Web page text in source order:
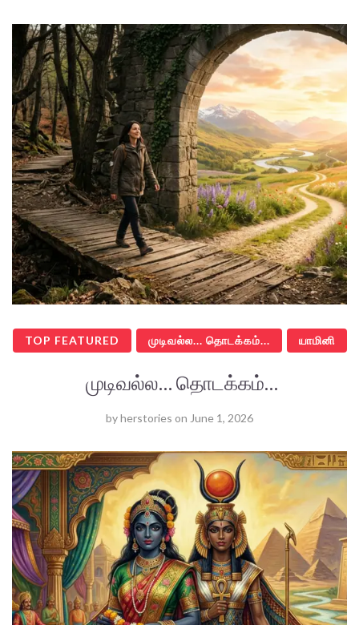
TOP FEATURED முடிவல்ல... தொடக்கம்... யாமினி
முடிவல்ல… தொடக்கம்…
byherstories on June 1, 2026